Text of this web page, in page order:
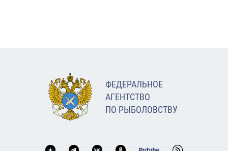
ФЕДЕРАЛЬНОЕ
АГЕНТСТВО
ПО РЫБОЛОВСТВУ